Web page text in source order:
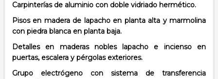
Carpinterías de aluminio con doble vidriado hermético.
Pisos en madera de lapacho en planta alta y marmolina
con piedra blanca en planta baja.
Detalles en maderas nobles lapacho e incienso en
puertas, escalera y pérgolas exteriores.
Grupo electrógeno con sistema de transferencia